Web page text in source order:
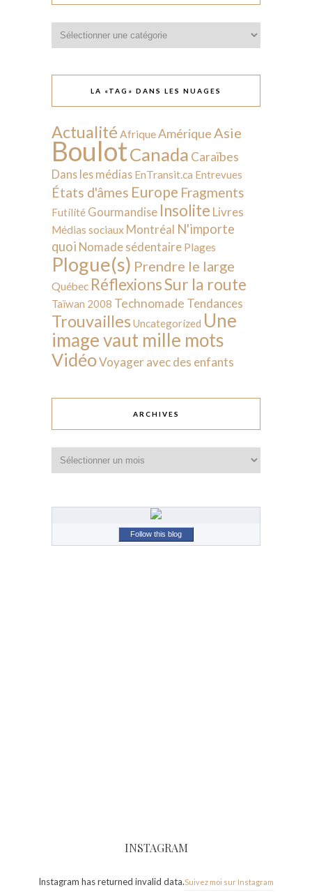
LA «TAG» DANS LES NUAGES
Actualité AfriqueAmérique Asie
BoulotCanada Caraïbes
Dans les médias EnTransit.ca Entrevues
États d'âmes Europe Fragments
Futilité Gourmandise Insolite Livres
Médias sociaux Montréal N'importe
quoi Nomade sédentaire Plages
Plogue(s) Prendre le large
Québec RéflexionsSur la route
Taïwan 2008 Technomade Tendances
Trouvailles Uncategorized Une
image vaut mille mots
VidéoVoyager avec des enfants
ARCHIVES
Follow this blog
INSTAGRAM
Instagram has returned invalid data.Suivez moi sur Instagram